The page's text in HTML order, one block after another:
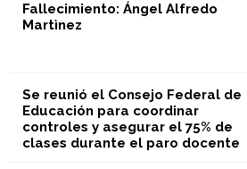
Fallecimiento: Ángel Alfredo
Martìnez
Se reunió el Consejo Federal de
Educación para coordinar
controles y asegurar el 75% de
clases durante el paro docente